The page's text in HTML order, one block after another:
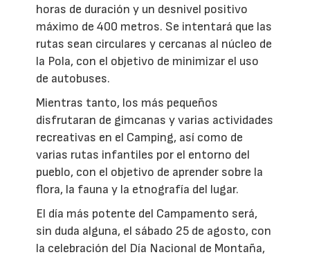
horas de duración y un desnivel positivo
máximo de 400 metros. Se intentará que las
rutas sean circulares y cercanas al núcleo de
la Pola, con el objetivo de minimizar el uso
de autobuses.
Mientras tanto, los más pequeños
disfrutaran de gimcanas y varias actividades
recreativas en el Camping, así como de
varias rutas infantiles por el entorno del
pueblo, con el objetivo de aprender sobre la
flora, la fauna y la etnografía del lugar.
El día más potente del Campamento será,
sin duda alguna, el sábado 25 de agosto, con
la celebración del Día Nacional de Montaña,